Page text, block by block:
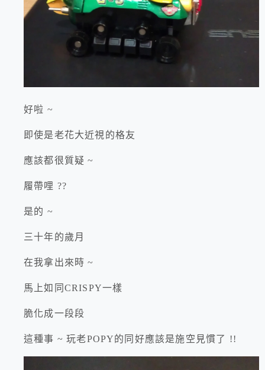
好啦 ~
即使是老花大近視的格友
應該都很質疑 ~
履帶哩 ??
是的 ~
三十年的歲月
在我拿出來時 ~
馬上如同CRISPY一樣
脆化成一段段
這種事 ~ 玩老POPY的同好應該是施空見慣了 !!